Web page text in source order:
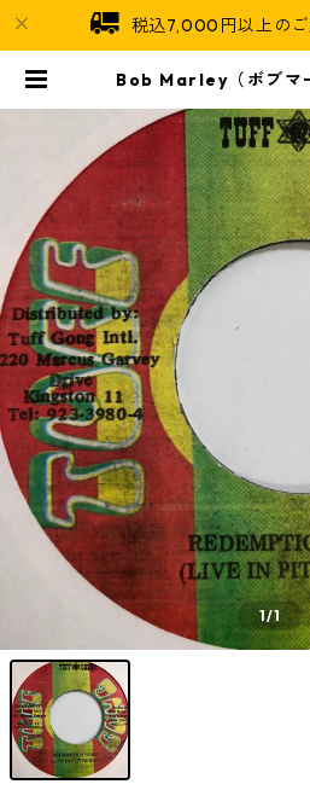
税込7,000円以上の
Bob Marley（ボブマ
an Soul
1/1